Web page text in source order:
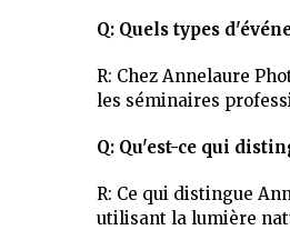
Q: Quels types
R: Chez Annelaure
les séminaires
Q: Qu'est-ce qui
R: Ce qui distingue
utilisant la lumière